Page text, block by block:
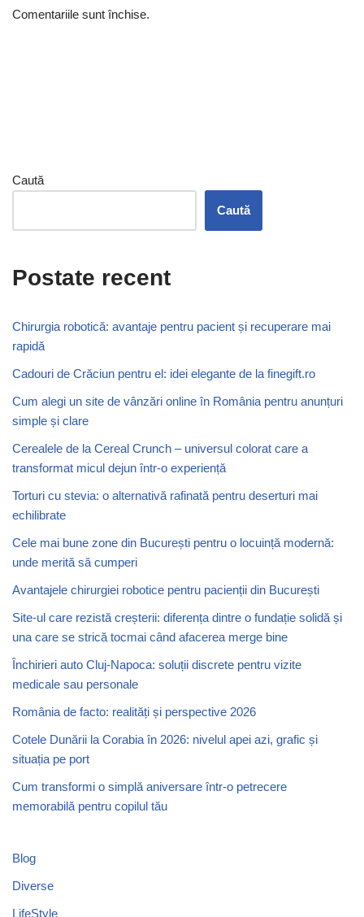
Comentariile sunt închise.
Caută
Caută
Postate recent
Chirurgia robotică: avantaje pentru pacient și recuperare mai
rapidă
Cadouri de Crăciun pentru el: idei elegante de la finegift.ro
Cum alegi un site de vânzări online în România pentru anunțuri
simple și clare
Cerealele de la Cereal Crunch – universul colorat care a
transformat micul dejun într-o experiență
Torturi cu stevia: o alternativă rafinată pentru deserturi mai
echilibrate
Cele mai bune zone din București pentru o locuință modernă:
unde merită să cumperi
Avantajele chirurgiei robotice pentru pacienții din București
Site-ul care rezistă creșterii: diferența dintre o fundație solidă și
una care se strică tocmai când afacerea merge bine
Închirieri auto Cluj-Napoca: soluții discrete pentru vizite
medicale sau personale
România de facto: realități și perspective 2026
Cotele Dunării la Corabia în 2026: nivelul apei azi, grafic și
situația pe port
Cum transformi o simplă aniversare într-o petrecere
memorabilă pentru copilul tău
Blog
Diverse
LifeStyle